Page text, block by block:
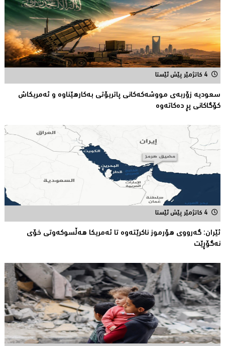
4 کاتژمێر پێش ئێستا
سعودیە زۆربەی مووشەكەكانی پاتریۆتی بەكارهێناوە و ئەمریكاش
كۆگاكانی پڕ دەكاتەوە
4 کاتژمێر پێش ئێستا
ئێران: گەرووی هۆرموز ناكرێتەوە تا ئەمریكا هەڵسوكەوتی خۆی
نەگۆڕێت